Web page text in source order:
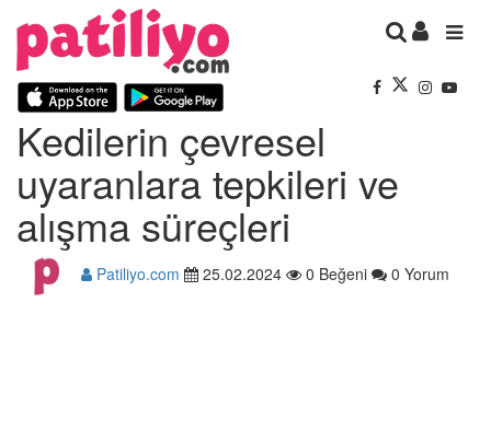
Kedilerin çevresel
uyaranlara tepkileri ve
alışma süreçleri
Patiliyo.com 25.02.2024 0 Beğeni 0 Yorum